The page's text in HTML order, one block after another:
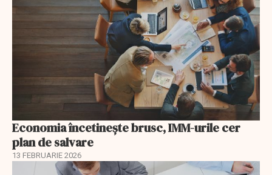
Economia încetinește brusc, IMM-urile cer
plan de salvare
13 FEBRUARIE 2026